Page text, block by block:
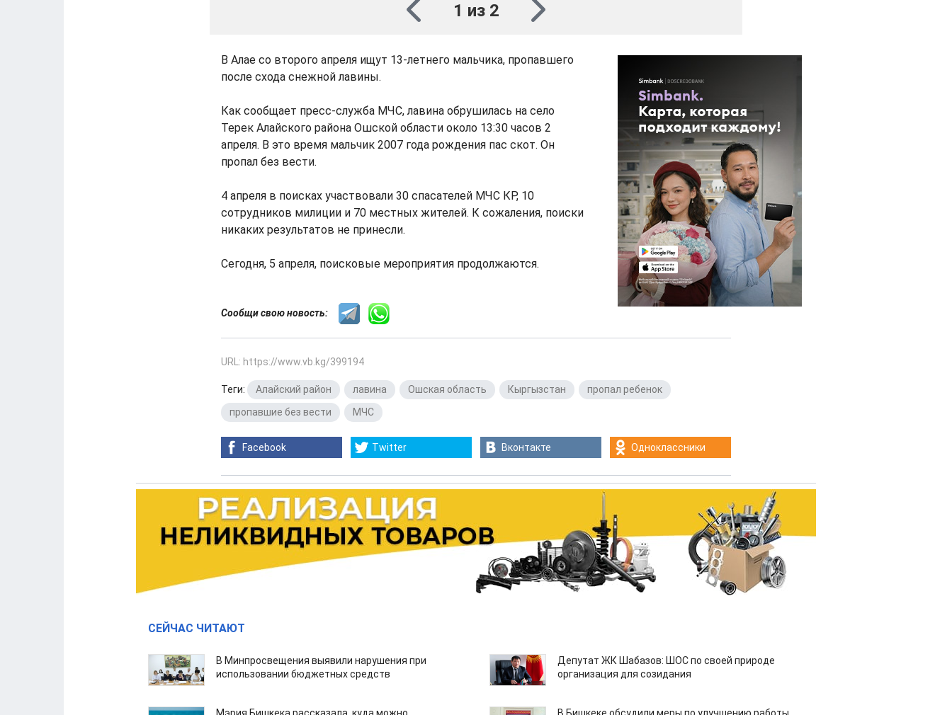
1 из 2
В Алае со второго апреля ищут 13-летнего мальчика, пропавшего
после схода снежной лавины.
Как сообщает пресс-служба МЧС, лавина обрушилась на село
Терек Алайского района Ошской области около 13:30 часов 2
апреля. В это время мальчик 2007 года рождения пас скот. Он
пропал без вести.
4 апреля в поисках участвовали 30 спасателей МЧС КР, 10
сотрудников милиции и 70 местных жителей. К сожаления, поиски
никаких результатов не принесли.
Сегодня, 5 апреля, поисковые мероприятия продолжаются.
Сообщи свою новость:
URL: https://www.vb.kg/399194
Теги: Алайский район лавина Ошская область Кыргызстан пропал ребенок
пропавшие без вести
МЧС
Facebook Twitter Вконтакте Одноклассники
СЕЙЧАС ЧИТАЮТ
В Минпросвещения выявили нарушения при
использовании бюджетных средств
Депутат ЖК Шабазов: ШОС по своей природе
организация для созидания